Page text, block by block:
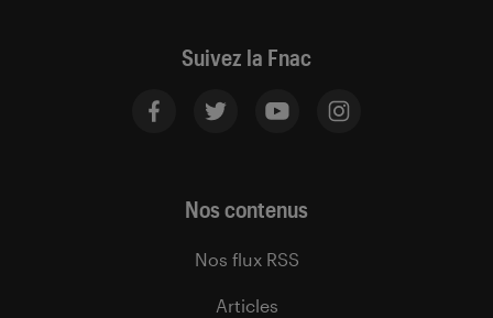
Suivez la Fnac
Nos contenus
Nos flux RSS
Articles